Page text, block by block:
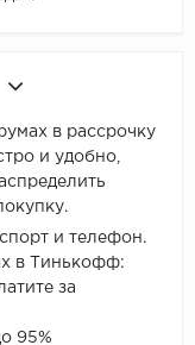
в рассрочку
и удобно,
и телефон.
в Тинькофф:
за
95%